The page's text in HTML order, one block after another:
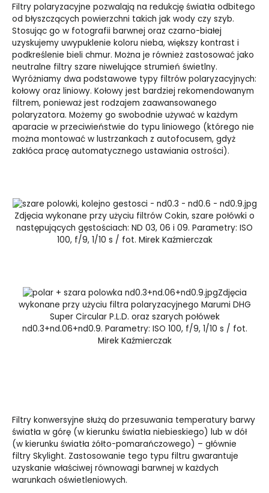
Filtry polaryzacyjne pozwalają na redukcję światła odbitego
od błyszczących powierzchni takich jak wody czy szyb.
Stosując go w fotografii barwnej oraz czarno-białej
uzyskujemy uwypuklenie koloru nieba, większy kontrast i
podkreślenie bieli chmur. Można je również zastosować jako
neutralne filtry szare niwelujące strumień świetlny.
Wyróżniamy dwa podstawowe typy filtrów polaryzacyjnych:
kołowy oraz liniowy. Kołowy jest bardziej rekomendowanym
filtrem, ponieważ jest rodzajem zaawansowanego
polaryzatora. Możemy go swobodnie używać w każdym
aparacie w przeciwieństwie do typu liniowego (którego nie
można montować w lustrzankach z autofocusem, gdyż
zakłóca pracę automatycznego ustawiania ostrości).
Zdjęcia wykonane przy użyciu filtrów Cokin, szare połówki o
następujących gęstościach: ND 03, 06 i 09. Parametry: ISO
100, f/9, 1/10 s / fot. Mirek Kaźmierczak
Zdjęcia
wykonane przy użyciu filtra polaryzacyjnego Marumi DHG
Super Circular P.L.D. oraz szarych połówek
nd0.3+nd.06+nd0.9. Parametry: ISO 100, f/9, 1/10 s / fot.
Mirek Kaźmierczak
Filtry konwersyjne służą do przesuwania temperatury barwy
światła w górę (w kierunku światła niebieskiego) lub w dół
(w kierunku światła żółto-pomarańczowego) – głównie
filtry Skylight. Zastosowanie tego typu filtru gwarantuje
uzyskanie właściwej równowagi barwnej w każdych
warunkach oświetleniowych.